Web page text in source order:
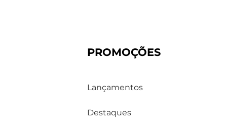
PROMOÇÕES
Lançamentos
Destaques